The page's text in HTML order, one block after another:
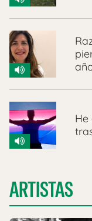
He
ARTISTAS